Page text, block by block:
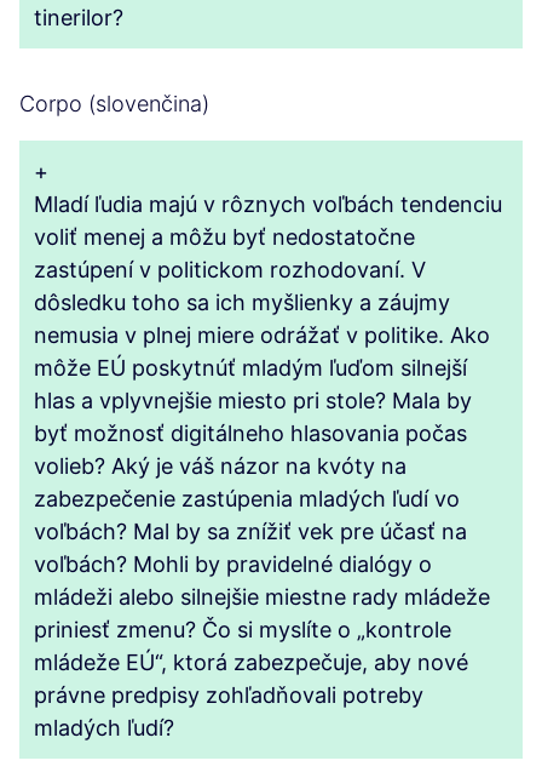
tinerilor?
Corpo (slovenčina)
+
Mladí ľudia majú v rôznych voľbách tendenciu
voliť menej a môžu byť nedostatočne
zastúpení v politickom rozhodovaní. V
dôsledku toho sa ich myšlienky a záujmy
nemusia v plnej miere odrážať v politike. Ako
môže EÚ poskytnúť mladým ľuďom silnejší
hlas a vplyvnejšie miesto pri stole? Mala by
byť možnosť digitálneho hlasovania počas
volieb? Aký je váš názor na kvóty na
zabezpečenie zastúpenia mladých ľudí vo
voľbách? Mal by sa znížiť vek pre účasť na
voľbách? Mohli by pravidelné dialógy o
mládeži alebo silnejšie miestne rady mládeže
priniesť zmenu? Čo si myslíte o „kontrole
mládeže EÚ“, ktorá zabezpečuje, aby nové
právne predpisy zohľadňovali potreby
mladých ľudí?